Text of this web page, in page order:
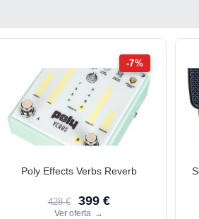
-7%
Poly Effects Verbs Reverb
428 € 399 €
Ver oferta →